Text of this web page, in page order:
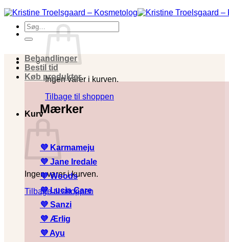
Fortsæt
til
indholdSøg
efter:
Ingen varer i kurven.
Tilbage til shoppen
Kurv
Ingen varer i kurven.
Tilbage til shoppen
Behandlinger
Bestil tid
Køb produkter
Mærker
💜 Karmameju
💜Jane Iredale
💜Woods
💜Lucia Care
💜 Sanzi
💜 Ærlig
💜 Ayu